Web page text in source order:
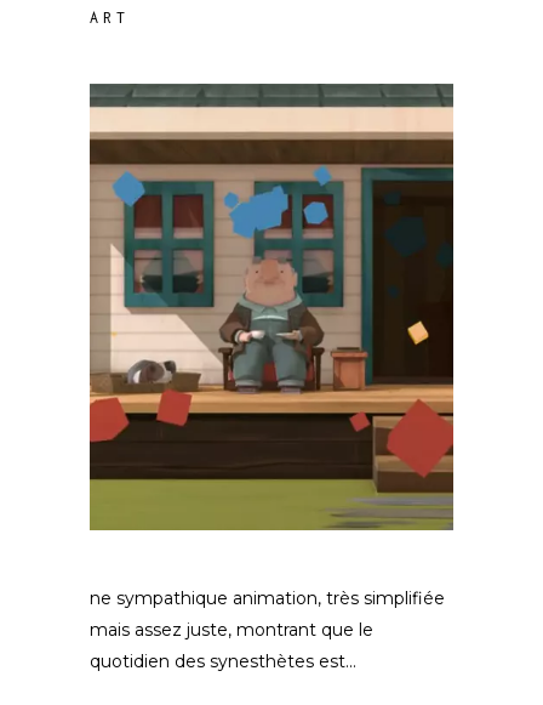
ART
ne sympathique animation, très simplifiée
mais assez juste, montrant que le
quotidien des synesthètes est